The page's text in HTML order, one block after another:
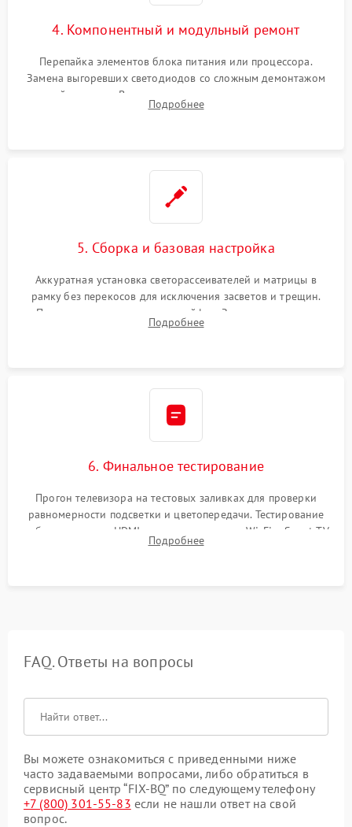
4. Компонентный и модульный ремонт
Перепайка элементов блока питания или процессора.
Замена выгоревших светодиодов со сложным демонтажом
хрупкой матрицы. Восстановление поврежденных дорожек,
прошивка микросхем памяти EEPROM
Подробнее
5. Сборка и базовая настройка
Аккуратная установка светорассеивателей и матрицы в
рамку без перекосов для исключения засветов и трещин.
Подключение внутренних шлейфов. Закрытие корпуса.
Сброс настроек и обновление программного обеспечения.
Подробнее
6. Финальное тестирование
Прогон телевизора на тестовых заливках для проверки
равномерности подсветки и цветопередачи. Тестирование
работы разъемов HDMI, динамиков, модуля Wi-Fi и Smart TV
в рабочем режиме в течение нескольких часов.
Подробнее
FAQ. Ответы на вопросы
Вы можете ознакомиться с приведенными ниже
часто задаваемыми вопросами, либо обратиться в
сервисный центр “FIX-BQ” по следующему телефону
+7 (800) 301-55-83 если не нашли ответ на свой
вопрос.